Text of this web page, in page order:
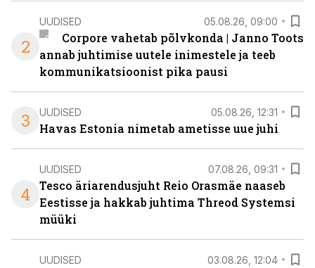
2
UUDISED 05.08.26, 09:00
Corpore vahetab põlvkonda | Janno Toots
annab juhtimise uutele inimestele ja teeb
kommunikatsioonist pika pausi
3 UUDISED 05.08.26, 12:31
Havas Estonia nimetab ametisse uue juhi
4
UUDISED 07.08.26, 09:31
Tesco äriarendusjuht Reio Orasmäe naaseb
Eestisse ja hakkab juhtima Threod Systemsi
müüki
UUDISED 03.08.26, 12:04